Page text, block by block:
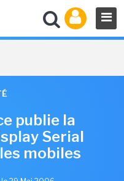
publie la
Serial
mobiles